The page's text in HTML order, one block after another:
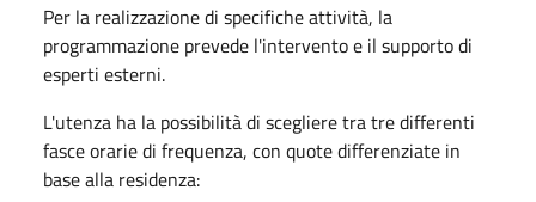
Per la realizzazione di specifiche attività, la
programmazione prevede l'intervento e il supporto di
esperti esterni.
L'utenza ha la possibilità di scegliere tra tre differenti
fasce orarie di frequenza, con quote differenziate in
base alla residenza: